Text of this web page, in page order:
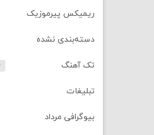
ریمیکس پیرموزیک
دسته‌بندی نشده
تک آهنگ
تبلیغات
بیوگرافی مرداد